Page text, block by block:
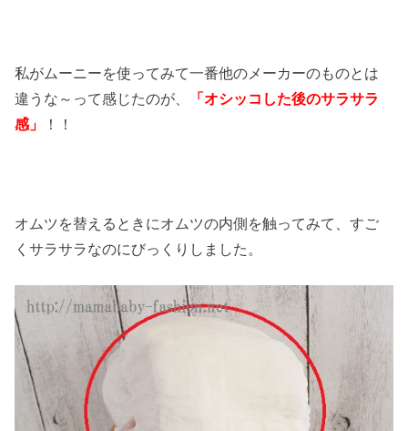
私がムーニーを使ってみて一番他のメーカーのものとは
違うな～って感じたのが、
「オシッコした後のサラサラ
感」
！！
オムツを替えるときにオムツの内側を触ってみて、すご
くサラサラなのにびっくりしました。